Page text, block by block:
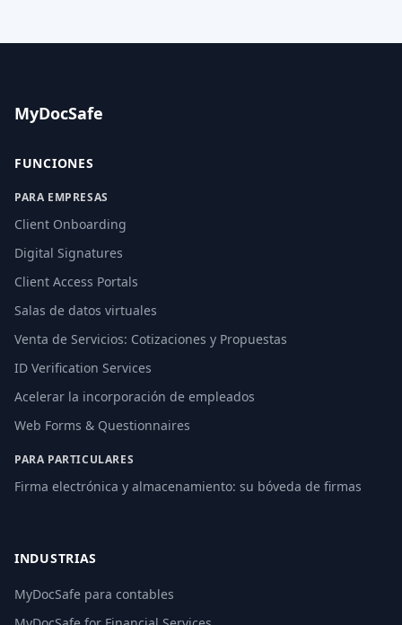
MyDocSafe
FUNCIONES
PARA EMPRESAS
Client Onboarding
Digital Signatures
Client Access Portals
Salas de datos virtuales
Venta de Servicios: Cotizaciones y Propuestas
ID Verification Services
Acelerar la incorporación de empleados
Web Forms & Questionnaires
PARA PARTICULARES
Firma electrónica y almacenamiento: su bóveda de firmas
INDUSTRIAS
MyDocSafe para contables